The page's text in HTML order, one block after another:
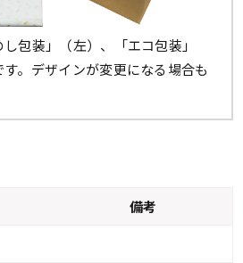
包装」（左）、「エコ包装」
す。デザインが変更になる場合も
備考